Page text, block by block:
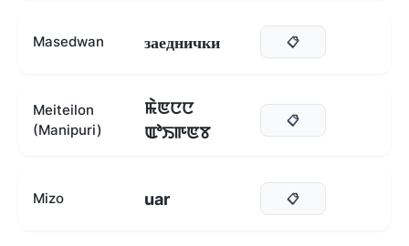
Masedwan заеднички 📋
Meiteilon
(Manipuri)
ꯃꯥꯟꯅꯅ
ꯑꯣꯏꯒꯟꯕ
📋
Mizo uar 📋